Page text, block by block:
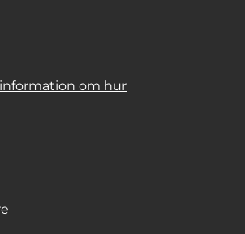
om hur